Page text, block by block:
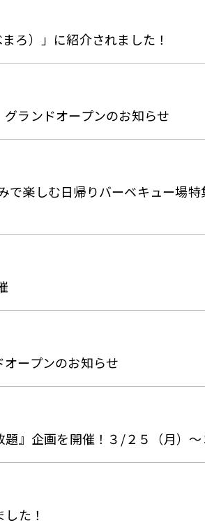
ろ）」に紹介されました！
ランドオープンのお知らせ
楽しむ日帰りバーベキュー場特
ープンのお知らせ
』企画を開催！３/２５（月）〜
た！